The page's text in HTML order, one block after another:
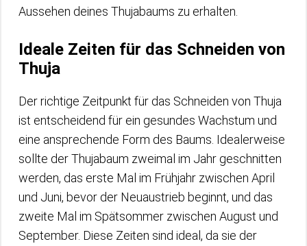
Aussehen deines Thujabaums zu erhalten.
Ideale Zeiten für das Schneiden von
Thuja
Der richtige Zeitpunkt für das Schneiden von Thuja
ist entscheidend für ein gesundes Wachstum und
eine ansprechende Form des Baums. Idealerweise
sollte der Thujabaum zweimal im Jahr geschnitten
werden, das erste Mal im Frühjahr zwischen April
und Juni, bevor der Neuaustrieb beginnt, und das
zweite Mal im Spätsommer zwischen August und
September. Diese Zeiten sind ideal, da sie der